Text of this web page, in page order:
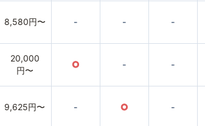
8,580円〜 - - -
20,000
円〜
○ - -
9,625円〜 - ○ -